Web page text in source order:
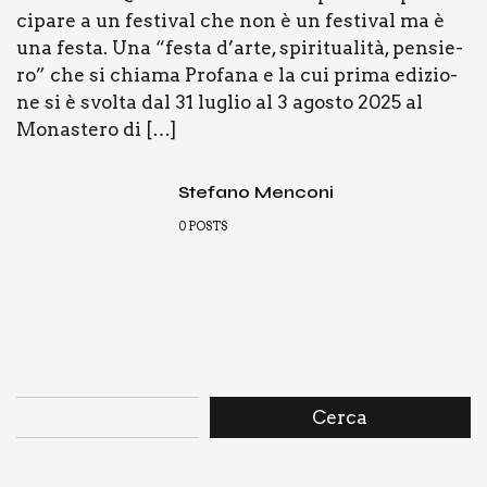
ci­pa­re a un festi­val che non è un festi­val ma è
una festa. Una “festa d’arte, spi­ri­tua­li­tà, pen­sie­
ro” che si chia­ma Pro­fa­na e la cui pri­ma edi­zio­
ne si è svol­ta dal 31 luglio al 3 ago­sto 2025 al
Mona­ste­ro di […]
Stefano Menconi
0 POSTS
Cerca